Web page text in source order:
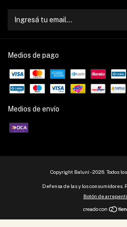
Medios de pago
Medios de envío
Copyright Baluni - 2026. Todos
Defensa de las y los consumidores.
Botón de